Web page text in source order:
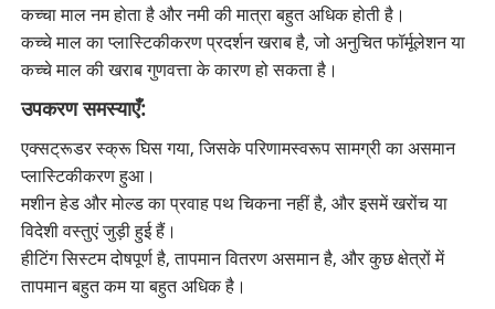
कच्चा माल नम होता है और नमी की मात्रा बहुत अधिक होती है।
कच्चे माल का प्लास्टिकीकरण प्रदर्शन खराब है, जो अनुचित फॉर्मूलेशन या
कच्चे माल की खराब गुणवत्ता के कारण हो सकता है।
उपकरण समस्याएँ:
एक्सट्रूडर स्क्रू घिस गया, जिसके परिणामस्वरूप सामग्री का असमान
प्लास्टिकीकरण हुआ।
मशीन हेड और मोल्ड का प्रवाह पथ चिकना नहीं है, और इसमें खरोंच या
विदेशी वस्तुएं जुड़ी हुई हैं।
हीटिंग सिस्टम दोषपूर्ण है, तापमान वितरण असमान है, और कुछ क्षेत्रों में
तापमान बहुत कम या बहुत अधिक है।